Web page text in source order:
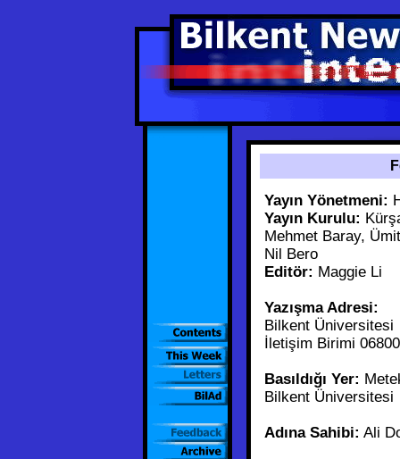
Yayın Yönetmeni:
Yayın Kurulu:
Mehmet Baray,
Nil Bero
Editör: Maggie Li
Yazışma Adresi:
Bilkent Üniversitesi
İletişim Birimi
Basıldığı Yer:
Bilkent Üniversitesi
Adına Sahibi: Ali